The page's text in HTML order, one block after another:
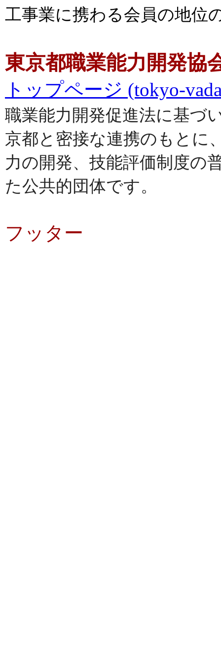
工事業に携わる会員の地位
東京都職業能力開発協
トップページ (tokyo-
職業能力開発促進法に基づ
京都と密接な連携のもとに
力の開発、技能評価制度の
た公共的団体です。
フッター